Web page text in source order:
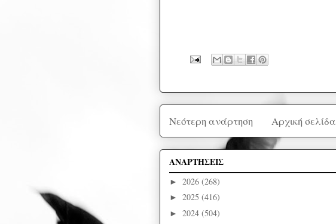
Νεότερη ανάρτηση Αρχική σελίδα
ΑΝΑΡΤΗΣΕΙΣ
► 2026 (268)
► 2025 (416)
► 2024 (504)